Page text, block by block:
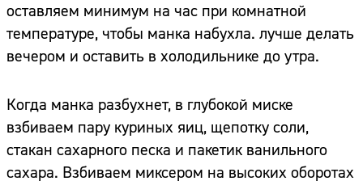
оставляем минимум на час при комнатной
температуре, чтобы манка набухла. лучше делать
вечером и оставить в холодильнике до утра.
Когда манка разбухнет, в глубокой миске
взбиваем пару куриных яиц, щепотку соли,
стакан сахарного песка и пакетик ванильного
сахара. Взбиваем миксером на высоких оборотах